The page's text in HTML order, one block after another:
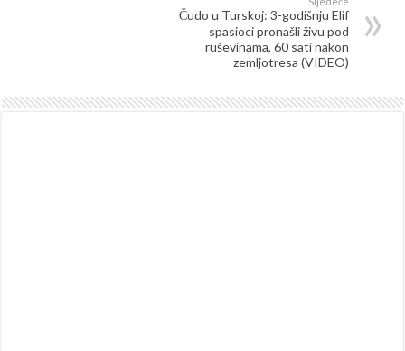
Čudo u Turskoj: 3-godišnju Elif
spasioci pronašli živu pod
ruševinama, 60 sati nakon
zemljotresa (VIDEO)